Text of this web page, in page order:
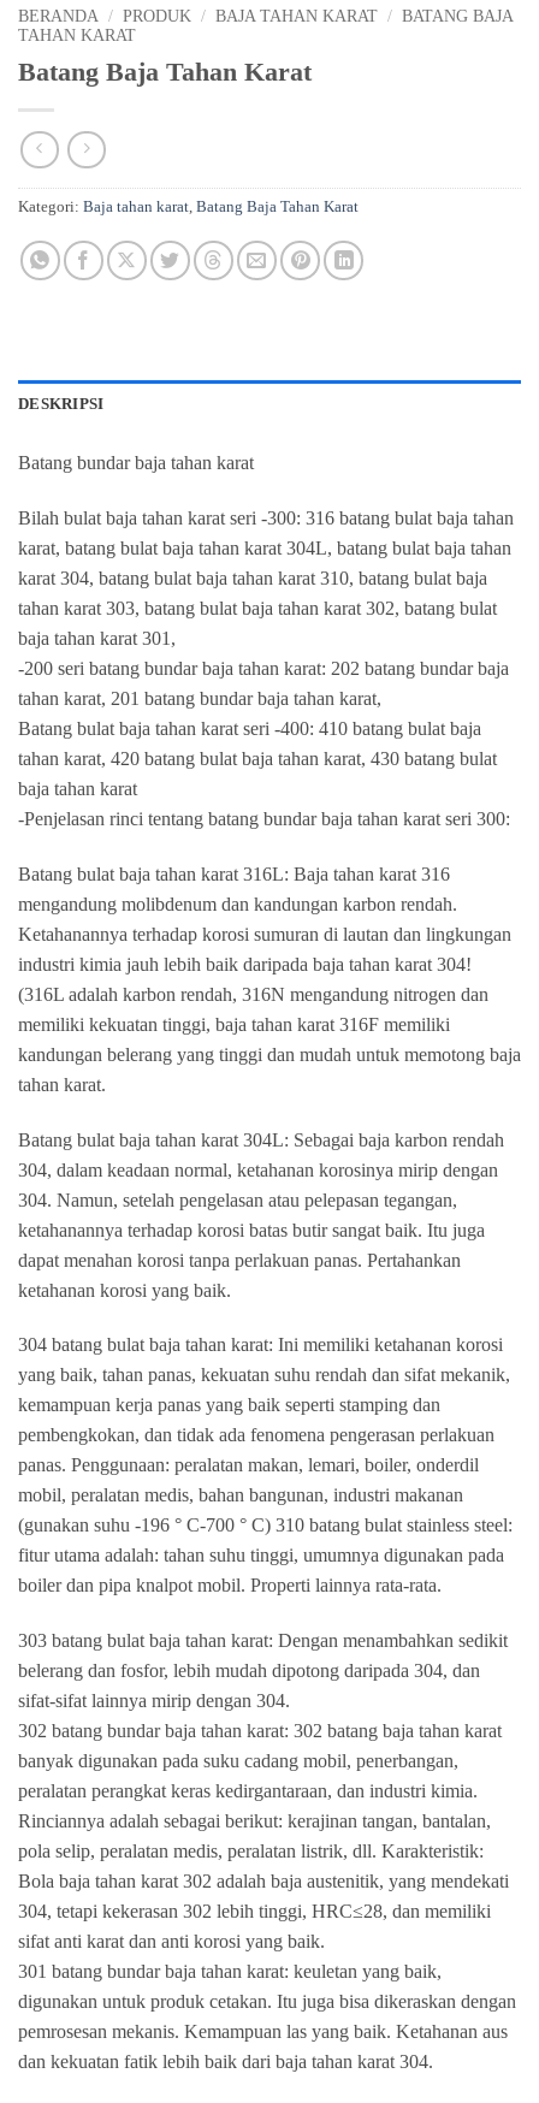
BERANDA / PRODUK / BAJA TAHAN KARAT / BATANG BAJA
TAHAN KARAT
Batang Baja Tahan Karat
Kategori: Baja tahan karat, Batang Baja Tahan Karat
DESKRIPSI
Batang bundar baja tahan karat
Bilah bulat baja tahan karat seri -300: 316 batang bulat baja tahan
karat, batang bulat baja tahan karat 304L, batang bulat baja tahan
karat 304, batang bulat baja tahan karat 310, batang bulat baja
tahan karat 303, batang bulat baja tahan karat 302, batang bulat
baja tahan karat 301,
-200 seri batang bundar baja tahan karat: 202 batang bundar baja
tahan karat, 201 batang bundar baja tahan karat,
Batang bulat baja tahan karat seri -400: 410 batang bulat baja
tahan karat, 420 batang bulat baja tahan karat, 430 batang bulat
baja tahan karat
-Penjelasan rinci tentang batang bundar baja tahan karat seri 300:
Batang bulat baja tahan karat 316L: Baja tahan karat 316
mengandung molibdenum dan kandungan karbon rendah.
Ketahanannya terhadap korosi sumuran di lautan dan lingkungan
industri kimia jauh lebih baik daripada baja tahan karat 304!
(316L adalah karbon rendah, 316N mengandung nitrogen dan
memiliki kekuatan tinggi, baja tahan karat 316F memiliki
kandungan belerang yang tinggi dan mudah untuk memotong baja
tahan karat.
Batang bulat baja tahan karat 304L: Sebagai baja karbon rendah
304, dalam keadaan normal, ketahanan korosinya mirip dengan
304. Namun, setelah pengelasan atau pelepasan tegangan,
ketahanannya terhadap korosi batas butir sangat baik. Itu juga
dapat menahan korosi tanpa perlakuan panas. Pertahankan
ketahanan korosi yang baik.
304 batang bulat baja tahan karat: Ini memiliki ketahanan korosi
yang baik, tahan panas, kekuatan suhu rendah dan sifat mekanik,
kemampuan kerja panas yang baik seperti stamping dan
pembengkokan, dan tidak ada fenomena pengerasan perlakuan
panas. Penggunaan: peralatan makan, lemari, boiler, onderdil
mobil, peralatan medis, bahan bangunan, industri makanan
(gunakan suhu -196 ° C-700 ° C) 310 batang bulat stainless steel:
fitur utama adalah: tahan suhu tinggi, umumnya digunakan pada
boiler dan pipa knalpot mobil. Properti lainnya rata-rata.
303 batang bulat baja tahan karat: Dengan menambahkan sedikit
belerang dan fosfor, lebih mudah dipotong daripada 304, dan
sifat-sifat lainnya mirip dengan 304.
302 batang bundar baja tahan karat: 302 batang baja tahan karat
banyak digunakan pada suku cadang mobil, penerbangan,
peralatan perangkat keras kedirgantaraan, dan industri kimia.
Rinciannya adalah sebagai berikut: kerajinan tangan, bantalan,
pola selip, peralatan medis, peralatan listrik, dll. Karakteristik:
Bola baja tahan karat 302 adalah baja austenitik, yang mendekati
304, tetapi kekerasan 302 lebih tinggi, HRC≤28, dan memiliki
sifat anti karat dan anti korosi yang baik.
301 batang bundar baja tahan karat: keuletan yang baik,
digunakan untuk produk cetakan. Itu juga bisa dikeraskan dengan
pemrosesan mekanis. Kemampuan las yang baik. Ketahanan aus
dan kekuatan fatik lebih baik dari baja tahan karat 304.